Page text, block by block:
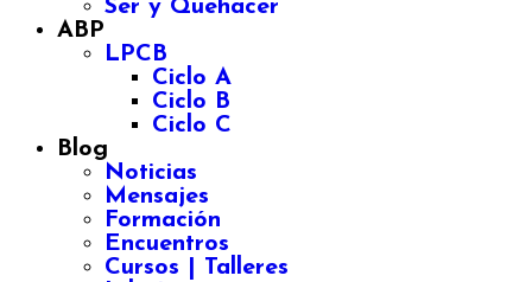
Ser y Quehacer
ABP
LPCB
Ciclo A
Ciclo B
Ciclo C
Blog
Noticias
Mensajes
Formación
Encuentros
Cursos | Talleres